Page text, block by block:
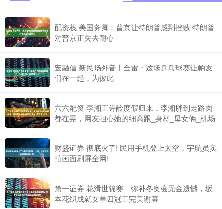
配资栈 美国务卿：普京让特朗普感到挫败 特朗普
对普京正失去耐心
宏融信 新民场外音丨金雷：这场乒乓球赛让帕友
们在一起，为彼此
六六配资 李湘王诗龄度假归来，李湘胖到走路肉
都在晃，网友担心她的细高跟_身材_母女俩_机场
财盛证券 彻底火了! 民用手机登上太空，宇航员实
拍画面刷屏全网!
第一证券 花滑世锦赛｜弥补冬奥会无金遗憾，坂
本花织成就女单四冠王完美谢幕